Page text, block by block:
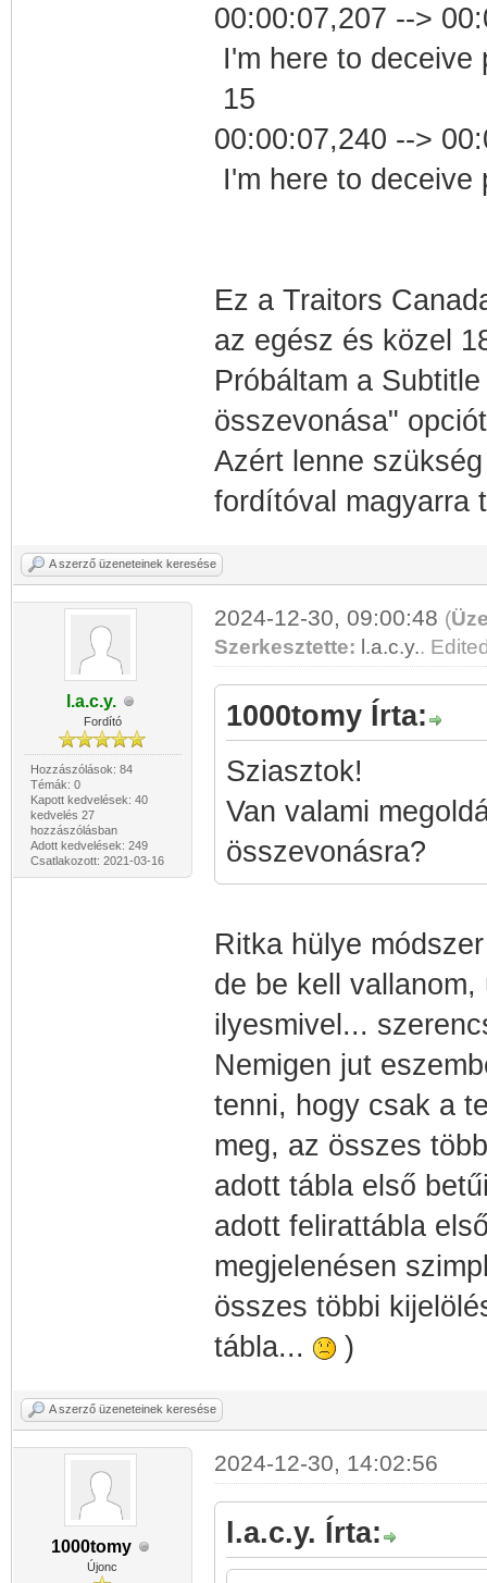
00:00:07,207 -->
I'm here to deceive
15
00:00:07,240 -->
I'm here to deceive
Ez a Traitors
az egész és közel
Próbáltam a
összevonása"
Azért lenne
fordítóval magyarra
A szerző üzeneteinek keresése
l.a.c.y.
Fordító
Hozzászólások: 84
Témák: 0
Kapott kedvelések: 40
kedvelés 27
hozzászólásban
Adott kedvelések: 249
Csatlakozott: 2021-03-16
2024-12-30, 09:00:48 (
Szerkesztette: l.a.c.y..
1000tomy Írta:
Sziasztok!
Van valami
összevonásra?
Ritka hülye
de be kell
ilyesmivel...
Nemigen jut
tenni, hogy csak a
meg, az összes
adott tábla első
adott felirattábla
megjelenésen
összes többi
tábla...
)
A szerző üzeneteinek keresése
1000tomy
Újonc
2024-12-30, 14:02:56
l.a.c.y. Írta: